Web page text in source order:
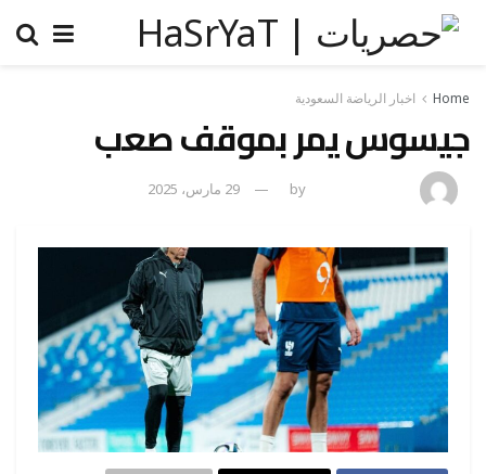
Home اخبار الرياضة السعودية
جيسوس يمر بموقف صعب
by 29 مارس، 2025